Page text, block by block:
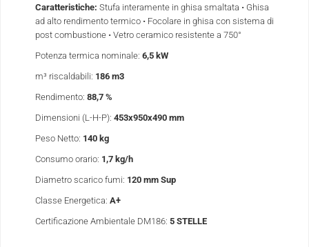
Caratteristiche: Stufa interamente in ghisa smaltata • Ghisa
ad alto rendimento termico • Focolare in ghisa con sistema di
post combustione • Vetro ceramico resistente a 750°
Potenza termica nominale: 6,5 kW
m³ riscaldabili: 186 m3
Rendimento: 88,7 %
Dimensioni (L-H-P): 453x950x490 mm
Peso Netto: 140 kg
Consumo orario: 1,7 kg/h
Diametro scarico fumi: 120 mm Sup
Classe Energetica: A+
Certificazione Ambientale DM186: 5 STELLE